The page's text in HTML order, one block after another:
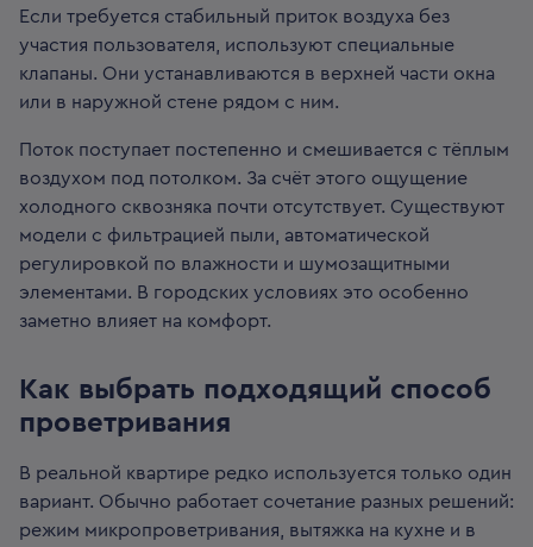
Если требуется стабильный приток воздуха без
участия пользователя, используют специальные
клапаны. Они устанавливаются в верхней части окна
или в наружной стене рядом с ним.
Поток поступает постепенно и смешивается с тёплым
воздухом под потолком. За счёт этого ощущение
холодного сквозняка почти отсутствует. Существуют
модели с фильтрацией пыли, автоматической
регулировкой по влажности и шумозащитными
элементами. В городских условиях это особенно
заметно влияет на комфорт.
Как выбрать подходящий способ
проветривания
В реальной квартире редко используется только один
вариант. Обычно работает сочетание разных решений:
режим микропроветривания, вытяжка на кухне и в